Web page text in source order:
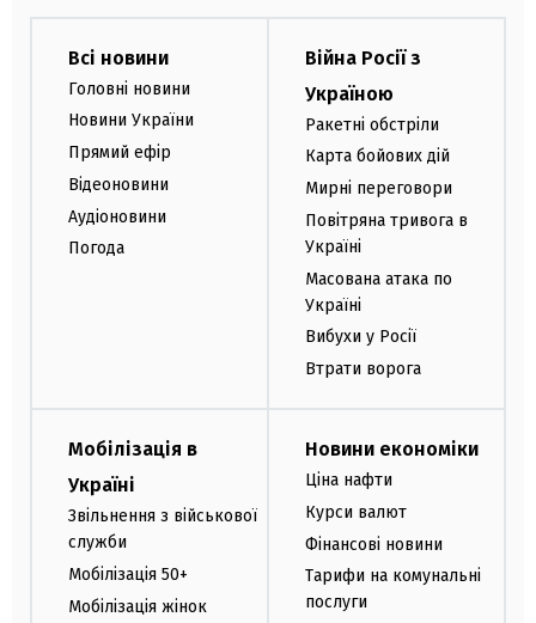
Всі новини
Головні новини
Новини України
Прямий ефір
Відеоновини
Аудіоновини
Погода
Війна Росії з
Україною
Ракетні обстріли
Карта бойових дій
Мирні переговори
Повітряна тривога в
Україні
Масована атака по
Україні
Вибухи у Росії
Втрати ворога
Мобілізація в
Україні
Звільнення з військової
служби
Мобілізація 50+
Мобілізація жінок
Новини економіки
Ціна нафти
Курси валют
Фінансові новини
Тарифи на комунальні
послуги